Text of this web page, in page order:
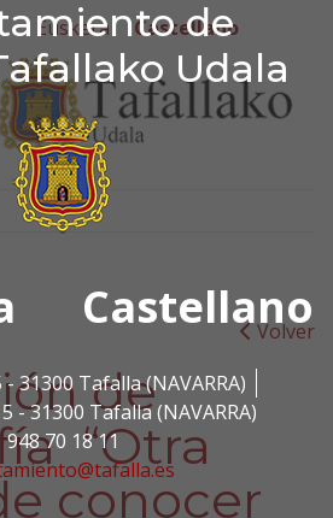
de
Udala
Castellano
31300 Tafalla (NAVARRA)
- 31300 Tafalla (NAVARRA)
948 70 18 11
de
Euskera Castellano
Volver
de
“Otra
conocer